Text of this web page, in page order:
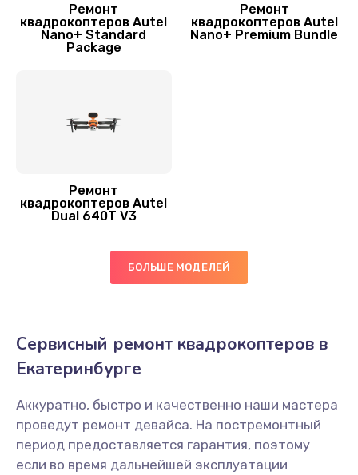
Ремонт
квадрокоптеров Autel
Nano+ Standard
Package
Ремонт
квадрокоптеров Autel
Nano+ Premium Bundle
Ремонт
квадрокоптеров Autel
Dual 640T V3
БОЛЬШЕ МОДЕЛЕЙ
Сервисный ремонт квадрокоптеров в
Екатеринбурге
Аккуратно, быстро и качественно наши мастера
проведут ремонт девайса. На постремонтный
период предоставляется гарантия, поэтому
если во время дальнейшей эксплуатации